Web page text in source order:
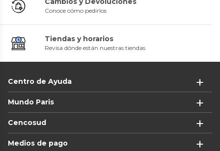
Conoce cómo pedirlos
Tiendas y horarios
Revisa dónde están nuestras tiendas
Centro de Ayuda
Mundo Paris
Cencosud
Medios de pago